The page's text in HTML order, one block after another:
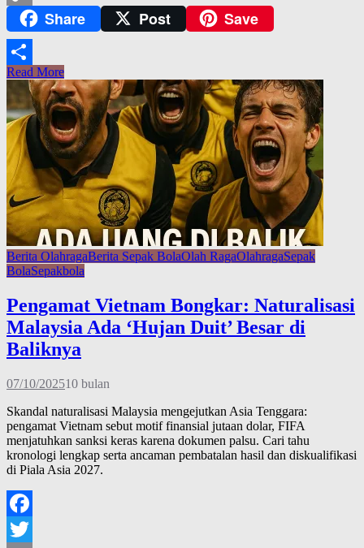
Copy
Link
Share Post Save
Share
Read More
Berita OlahragaBerita Sepak BolaOlah RagaOlahragaSepak
BolaSepakbola
Pengamat Vietnam Bongkar: Naturalisasi
Malaysia Ada ‘Hujan Duit’ Besar di
Baliknya
07/10/202510 bulan
Skandal naturalisasi Malaysia mengejutkan Asia Tenggara:
pengamat Vietnam sebut motif finansial jutaan dolar, FIFA
menjatuhkan sanksi keras karena dokumen palsu. Cari tahu
kronologi lengkap serta ancaman pembatalan hasil dan diskualifikasi
di Piala Asia 2027.
Facebook